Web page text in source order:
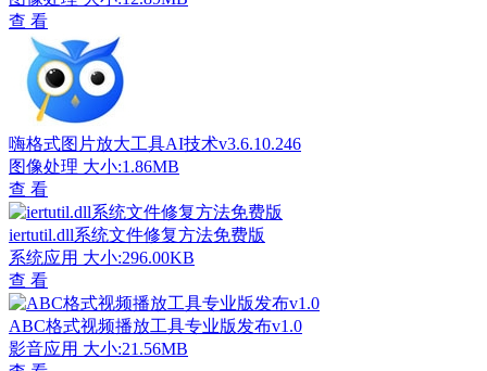
查 看
嗨格式图片放大工具AI技术v3.6.10.246
图像处理 大小:1.86MB
查 看
iertutil.dll系统文件修复方法免费版
系统应用 大小:296.00KB
查 看
ABC格式视频播放工具专业版发布v1.0
影音应用 大小:21.56MB